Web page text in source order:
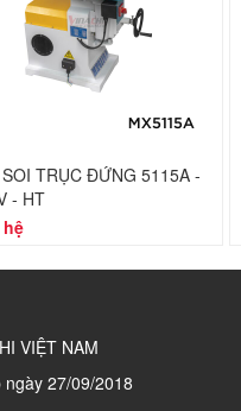
SOI TRỤC ĐỨNG 5115A -
- HT
VIỆT NAM
27/09/2018